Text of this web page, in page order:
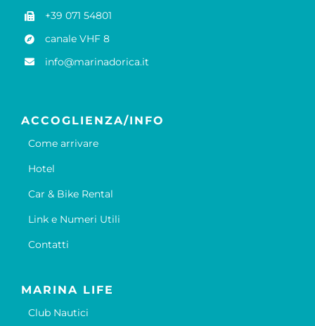
+39 071 54801
canale VHF 8
info@marinadorica.it
ACCOGLIENZA/INFO
Come arrivare
Hotel
Car & Bike Rental
Link e Numeri Utili
Contatti
MARINA LIFE
Club Nautici